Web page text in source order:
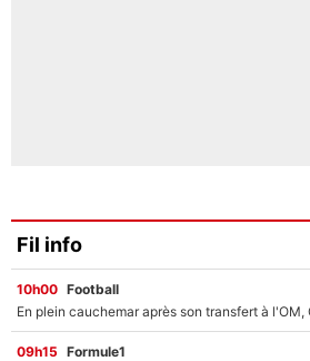
Fil info
10h00 Football
09h15 Formule1